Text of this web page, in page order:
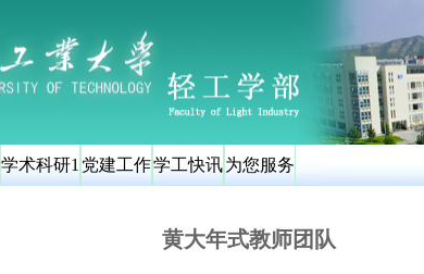
学术科研1 党建工作学工快讯 为您服务
黄大年式教师团队